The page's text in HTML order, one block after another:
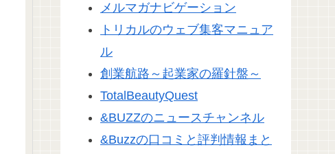
メルマガナビゲーション
トリカルのウェブ集客マニュア
ル
創業航路～起業家の羅針盤～
TotalBeautyQuest
&BUZZのニュースチャンネル
&Buzzの口コミと評判情報まと